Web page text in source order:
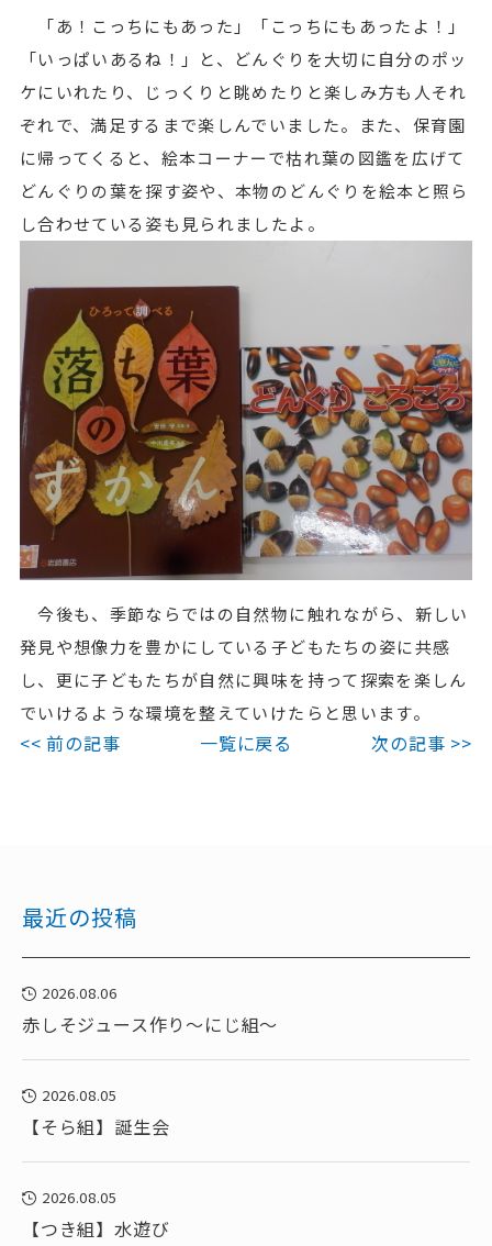
「あ！こっちにもあった」「こっちにもあったよ！」
「いっぱいあるね！」と、どんぐりを大切に自分のポッ
ケにいれたり、じっくりと眺めたりと楽しみ方も人それ
ぞれで、満足するまで楽しんでいました。また、保育園
に帰ってくると、絵本コーナーで枯れ葉の図鑑を広げて
どんぐりの葉を探す姿や、本物のどんぐりを絵本と照ら
し合わせている姿も見られましたよ。
今後も、季節ならではの自然物に触れながら、新しい
発見や想像力を豊かにしている子どもたちの姿に共感
し、更に子どもたちが自然に興味を持って探索を楽しん
でいけるような環境を整えていけたらと思います。
<< 前の記事 一覧に戻る 次の記事 >>
最近の投稿
2026.08.06
赤しそジュース作り～にじ組～
2026.08.05
【そら組】誕生会
2026.08.05
【つき組】水遊び